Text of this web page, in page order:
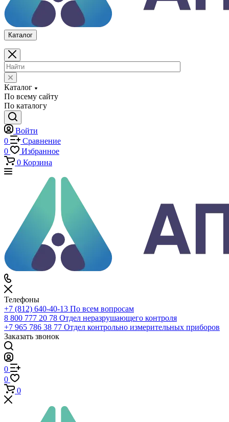
Войти
0
Сравнение
0
Избранное
Каталог
По всему сайту
По каталогу
0
Сравнение
0
Избранное